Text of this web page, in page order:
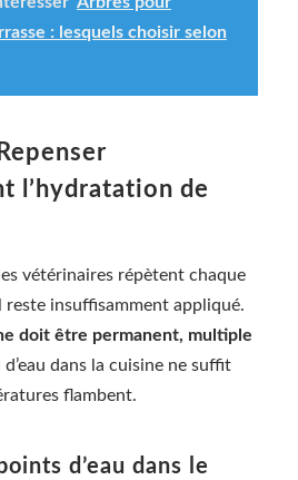
: lesquels choisir selon
l’hydratation de
vétérinaires répètent chaque
insuffisamment appliqué.
doit être permanent, multiple
dans la cuisine ne suffit
flambent.
d’eau dans le